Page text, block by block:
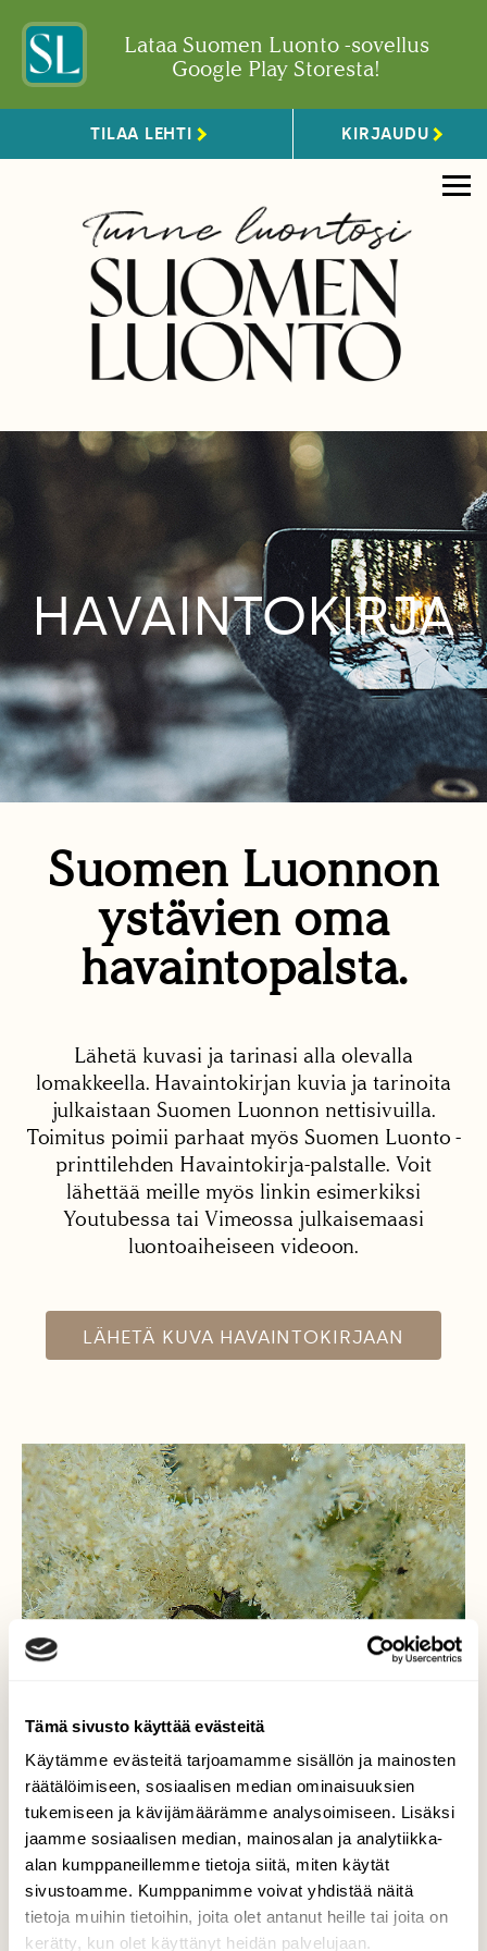
Tämä sivusto käyttää evästeitä
Käytämme evästeitä tarjoamamme sisällön ja mainosten
räätälöimiseen, sosiaalisen median ominaisuuksien
tukemiseen ja kävijämäärämme analysoimiseen. Lisäksi
jaamme sosiaalisen median, mainosalan ja analytiikka-
alan kumppaneillemme tietoja siitä, miten käytät
sivustoamme. Kumppanimme voivat yhdistää näitä
tietoja muihin tietoihin, joita olet antanut heille tai joita on
kerätty, kun olet käyttänyt heidän palvelujaan.
Lataa Suomen Luonto -sovellus
Google Play Storesta!
TILAA LEHTI KIRJAUDU
HAVAINTOKIRJA
Suomen Luonnon
ystävien oma
havaintopalsta.
Lähetä kuvasi ja tarinasi alla olevalla
lomakkeella. Havaintokirjan kuvia ja tarinoita
julkaistaan Suomen Luonnon nettisivuilla.
Toimitus poimii parhaat myös Suomen Luonto -
printtilehden Havaintokirja-palstalle. Voit
lähettää meille myös linkin esimerkiksi
Youtubessa tai Vimeossa julkaisemaasi
luontoaiheiseen videoon.
LÄHETÄ KUVA HAVAINTOKIRJAAN